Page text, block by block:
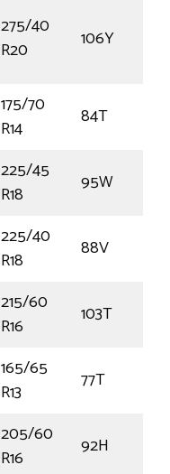
275/40
R20
106Y
175/70
R14
84T
225/45
R18
95W
225/40
R18
88V
215/60
R16
103T
165/65
R13
77T
205/60
R16
92H